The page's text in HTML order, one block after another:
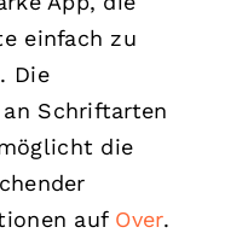
einfach zu
Die
Schriftarten
die
auf Over.